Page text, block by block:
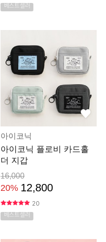
베스트셀러
아이코닉
아이코닉 플로비 카드홀
더 지갑
16,000
20% 12,800
20
베스트셀러